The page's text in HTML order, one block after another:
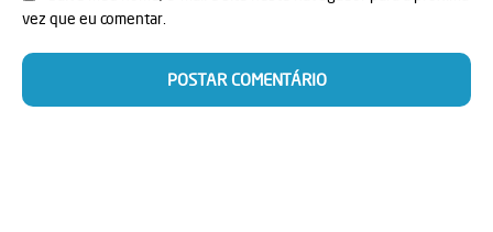
vez que eu comentar.